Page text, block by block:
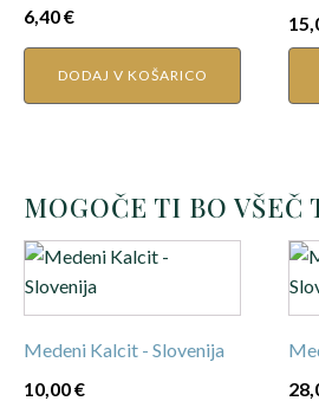
Original
price
was:
7,50 €.
6,40€Current
price
is:
6,40 €.
DODAJ V KOŠARICO
MOGOČE TI BO VŠEČ
Medeni Kalcit - Slovenija
10,00€